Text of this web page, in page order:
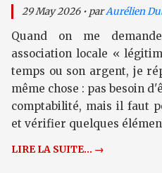
29 May 2026 • parAurélien
Quand on me
association locale «
temps ou son argent, je
même chose : pas besoin
comptabilité, mais il faut
et vérifier quelques
LIRE LA SUITE... →